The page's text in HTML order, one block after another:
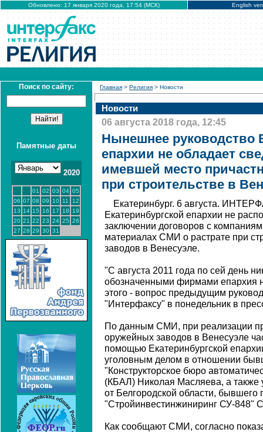
Обновлено: 17 января 2020 года, 17:54 (МСК) English
Поиск по сайту:
Памятные даты
2020
01 02 03 04 05
06 07 08 09 10 11
12
13 14 15 16 17 18
19
20 21 22 23 24 25 26
27 28 29 30 31
Главная > Религия > Новости
Новости
06 августа 2018 года, 12:45
Нынешнее руководство
епархии не обладает
имевшей место
при строительстве в
Екатеринбург. 6 августа.
Екатеринбургской епархии не
заключении договоров с
материалах СМИ о растрате при
заводов в Венесуэле.
"С августа 2011 года по сей день
обозначенными фирмами епархия
этого - вопрос предыдущим
"Интерфаксу" в понедельник в
По данным СМИ, при реализации
оружейных заводов в Венесуэле
помощью Екатеринбургской
уголовным делом в отношении
"Конструкторское бюро
(КБАЛ) Николая Масляева, а также
от Белгородской области, бывшего
"Стройинвестинжиниринг СУ-848"
Как сообщают СМИ, согласно